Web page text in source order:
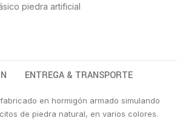
piedra artificial
ENTREGA & TRANSPORTE
en hormigón armado simulando
de piedra natural, en varios colores.